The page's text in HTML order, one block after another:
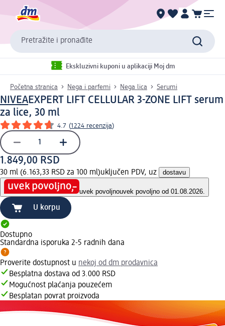
Pretražite i pronađite
Ekskluzivni kuponi u aplikaciji Moj dm
Početna stranica Nega i parfemi Nega lica Serumi
NIVEAEXPERT LIFT CELLULAR 3-ZONE LIFT serum
za lice, 30 ml
4.7 (1224 recenzija)
1.849,00 RSD
30 ml (6.163,33 RSD za 100 ml)uključen PDV, uz dostavu
uvek povoljnouvek povoljno od 01.08.2026.
U korpu
Dostupno
Standardna isporuka 2-5 radnih dana
Proverite dostupnost u nekoj od dm prodavnica
Besplatna dostava od 3.000 RSD
Mogućnost plaćanja pouzećem
Besplatan povrat proizvoda